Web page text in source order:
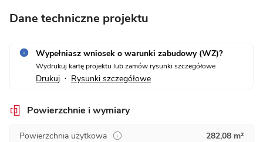
Dane techniczne projektu
Wypełniasz wniosek o warunki zabudowy (WZ)?
Wydrukuj kartę projektu lub zamów rysunki szczegółowe
Drukuj • Rysunki szczegółowe
Powierzchnie i wymiary
Powierzchnia użytkowa
282,08 m²